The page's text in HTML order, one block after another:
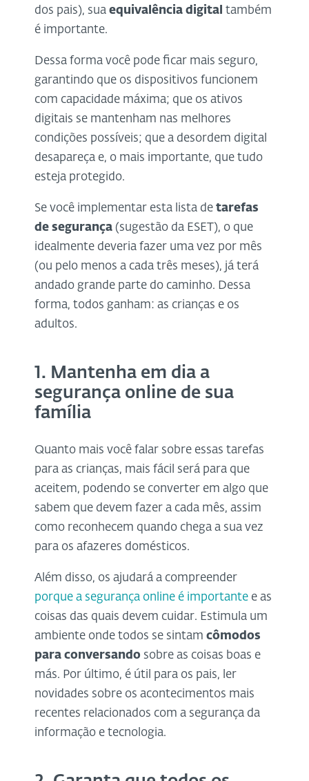
dos pais), sua equivalência digital também
é importante.
Dessa forma você pode ficar mais seguro,
garantindo que os dispositivos funcionem
com capacidade máxima; que os ativos
digitais se mantenham nas melhores
condições possíveis; que a desordem digital
desapareça e, o mais importante, que tudo
esteja protegido.
Se você implementar esta lista de tarefas
de segurança (sugestão da ESET), o que
idealmente deveria fazer uma vez por mês
(ou pelo menos a cada três meses), já terá
andado grande parte do caminho. Dessa
forma, todos ganham: as crianças e os
adultos.
1. Mantenha em dia a
segurança online de sua
família
Quanto mais você falar sobre essas tarefas
para as crianças, mais fácil será para que
aceitem, podendo se converter em algo que
sabem que devem fazer a cada mês, assim
como reconhecem quando chega a sua vez
para os afazeres domésticos.
Além disso, os ajudará a compreender
porque a segurança online é importante e as
coisas das quais devem cuidar. Estimula um
ambiente onde todos se sintam cômodos
para conversando sobre as coisas boas e
más. Por último, é útil para os pais, ler
novidades sobre os acontecimentos mais
recentes relacionados com a segurança da
informação e tecnologia.